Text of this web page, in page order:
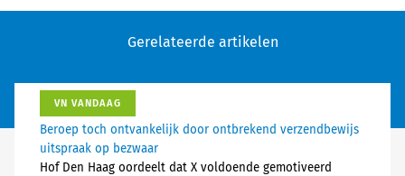
Gerelateerde artikelen
VN VANDAAG
Beroep toch ontvankelijk door ontbrekend verzendbewijs
uitspraak op bezwaar
Hof Den Haag oordeelt dat X voldoende gemotiveerd